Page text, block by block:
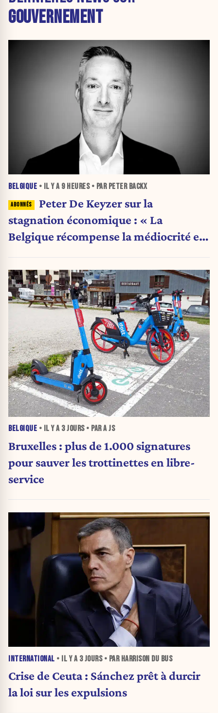
GOUVERNEMENT
BELGIQUE • IL Y A 9 HEURES• PAR PETER BACKX
Peter De Keyzer sur la
stagnation économique : « La
Belgique récompense la médiocrité et
BELGIQUE • IL Y A 3 JOURS• PAR A JS
Bruxelles : plus de 1.000 signatures
pour sauver les trottinettes en libre-
service
INTERNATIONAL • IL Y A 3 JOURS• PAR HARRISON DU BUS
Crise de Ceuta : Sánchez prêt à durcir
la loi sur les expulsions